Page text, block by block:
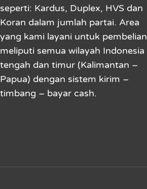
seperti: Kardus, Duplex, HVS dan
Koran dalam jumlah partai. Area
yang kami layani untuk pembelian
meliputi semua wilayah Indonesia
tengah dan timur (Kalimantan –
Papua) dengan sistem kirim –
timbang – bayar cash.